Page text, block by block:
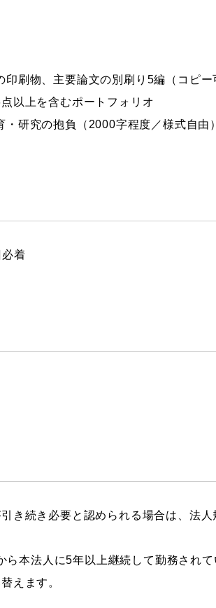
印刷物、主要論文の別刷り5編（コピ
以上を含むポートフォリオ
研究の抱負（2000字程度／様式自由）
着
き続き必要と認められる場合は、法
本法人に5年以上継続して勤務され
えます。